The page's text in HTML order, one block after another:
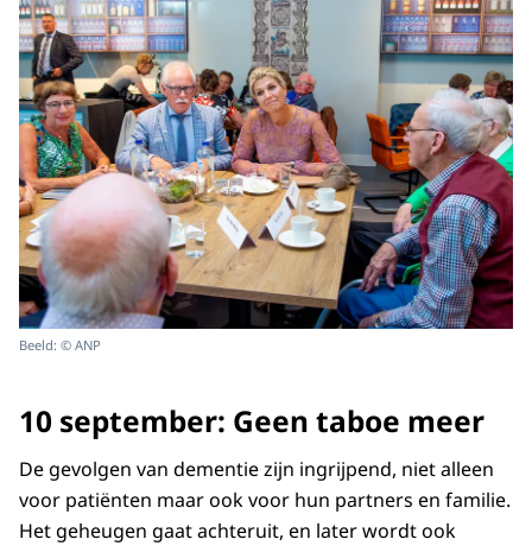
Beeld: © ANP
10 september: Geen taboe meer
De gevolgen van dementie zijn ingrijpend, niet alleen
voor patiënten maar ook voor hun partners en familie.
Het geheugen gaat achteruit, en later wordt ook